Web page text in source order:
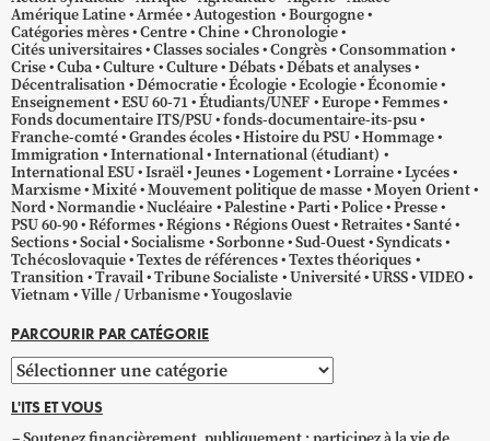
Amérique Latine Armée Autogestion
Bourgogne
Catégories mères Centre Chine Chronologie
Cités universitaires Classes sociales Congrès Consommation
Crise Cuba Culture Culture Débats Débats et analyses
Décentralisation Démocratie Écologie Ecologie Économie
Enseignement ESU 60-71 Étudiants/UNEF Europe Femmes
Fonds documentaire ITS/PSU fonds-documentaire-its-psu
Franche-comté Grandes écoles Histoire du PSU Hommage
Immigration International International (étudiant)
International ESU Israël Jeunes Logement Lorraine Lycées
Marxisme Mixité Mouvement politique de masse Moyen Orient
Nord Normandie Nucléaire Palestine Parti Police Presse
PSU 60-90 Réformes Régions Régions Ouest Retraites Santé
Sections Social Socialisme Sorbonne Sud-Ouest Syndicats
Tchécoslovaquie Textes de références Textes théoriques
Transition Travail Tribune Socialiste Université URSS VIDEO
Vietnam Ville / Urbanisme Yougoslavie
PARCOURIR PAR CATÉGORIE
Parcourir
par
catégorie
L'ITS ET VOUS